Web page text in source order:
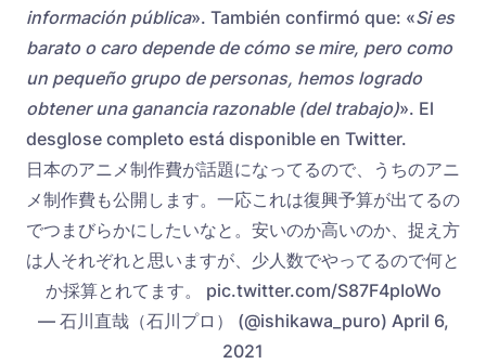
información pública». También confirmó que: «Si es
barato o caro depende de cómo se mire, pero como
un pequeño grupo de personas, hemos logrado
obtener una ganancia razonable (del trabajo)». El
desglose completo está disponible en Twitter.
日本のアニメ制作費が話題になってるので、うちのアニ
メ制作費も公開します。一応これは復興予算が出てるの
でつまびらかにしたいなと。安いのか高いのか、捉え方
は人それぞれと思いますが、少人数でやってるので何と
か採算とれてます。 pic.twitter.com/S87F4pIoWo
— 石川直哉（石川プロ） (@ishikawa_puro) April 6,
2021